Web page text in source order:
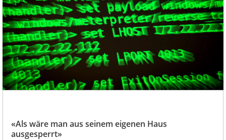
«Als wäre man aus seinem eigenen Haus
ausgesperrt»